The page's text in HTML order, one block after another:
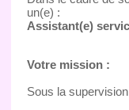
un(e) :
Assistant(e)
Votre mission :
Sous la